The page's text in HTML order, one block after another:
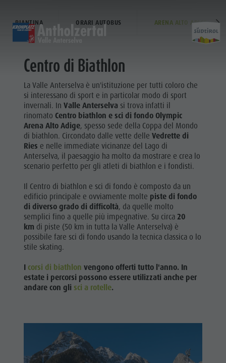
HOME
Home
Entdecken
Aktivitäten
Planen &
Buchen
Wasser-
Highlights
Home
Scoprire
prenotare
Entdecken
Aktivitäten
Planen & Buchen
Wasser-Highlights
Scoprire
Attività
pianificare & prenotare
Punti d'acqua
Discover
Sports & activitites
Planning & booking
Water highlights
PIANTINA ORARI AUTOBUS ARENA ALTO ADIGE
Centro di Biathlon
La Valle Anterselva è un'istituzione per tutti coloro che
si interessano di sport e in particolar modo di sport
invernali. InValle Anterselva si trova infatti il
rinomato Centro biathlon e sci di fondo Olympic
Arena Alto Adige, spesso sede della Coppa del Mondo
di biathlon. Circondato dalle vette delleVedrette di
Ries e nelle immediate vicinanze del Lago di
Anterselva, il paesaggio ha molto da mostrare e crea lo
scenario perfetto per gli atleti di biathlon e i fondisti.
Il Centro di biathlon e sci di fondo è composto da un
edificio principale e ovviamente molte piste di fondo
di diverso grado di difficoltà, da quelle molto
semplici fino a quelle più impegnative. Su circa20
km di piste (50 km in tutta la Valle Anterselva) è
possibile fare sci di fondo usando la tecnica classica o lo
stile skating.
I corsi di biathlon vengono offerti tutto l'anno. In
estate i percorsi possono essere utilizzati anche per
andare con gli sci a rotelle.